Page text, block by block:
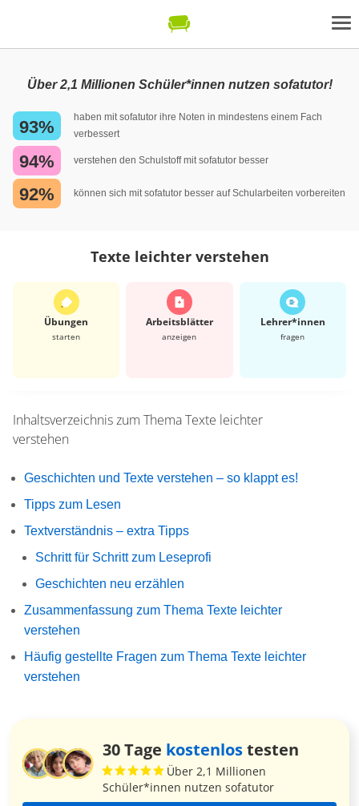
Über 2,1 Millionen Schüler*innen nutzen sofatutor!
93%
haben mit sofatutor ihre Noten in mindestens einem Fach
verbessert
94% verstehen den Schulstoff mit sofatutor besser
92% können sich mit sofatutor besser auf Schularbeiten vorbereiten
Texte leichter verstehen
Übungen
starten
Arbeits­blätter
anzeigen
Lehrer*​innen
fragen
Inhaltsverzeichnis zum ThemaTexte leichter
verstehen
Geschichten und Texte verstehen – so klappt es!
Tipps zum Lesen
Textverständnis – extra Tipps
Schritt für Schritt zum Leseprofi
Geschichten neu erzählen
Zusammenfassung zum Thema Texte leichter
verstehen
Häufig gestellte Fragen zum Thema Texte leichter
verstehen
30 Tage kostenlostesten
Über 2,1 Millionen
Schüler*innen nutzen sofatutor